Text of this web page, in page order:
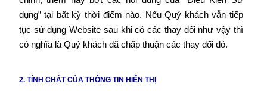
dụng” tại bất kỳ thời điểm nào. Nếu Quý khách vẫn tiếp
tục sử dụng Website sau khi có các thay đổi như vậy thì
có nghĩa là Quý khách đã chấp thuận các thay đổi đó.
2. TÍNH CHẤT CỦA THÔNG TIN HIỂN THỊ